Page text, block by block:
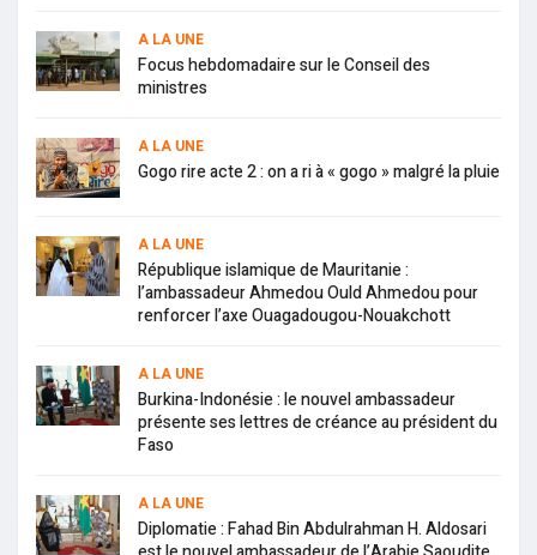
A LA UNE
Focus hebdomadaire sur le Conseil des
ministres
A LA UNE
Gogo rire acte 2 : on a ri à « gogo » malgré la pluie
A LA UNE
République islamique de Mauritanie :
l’ambassadeur Ahmedou Ould Ahmedou pour
renforcer l’axe Ouagadougou-Nouakchott
A LA UNE
Burkina-Indonésie : le nouvel ambassadeur
présente ses lettres de créance au président du
Faso
A LA UNE
Diplomatie : Fahad Bin Abdulrahman H. Aldosari